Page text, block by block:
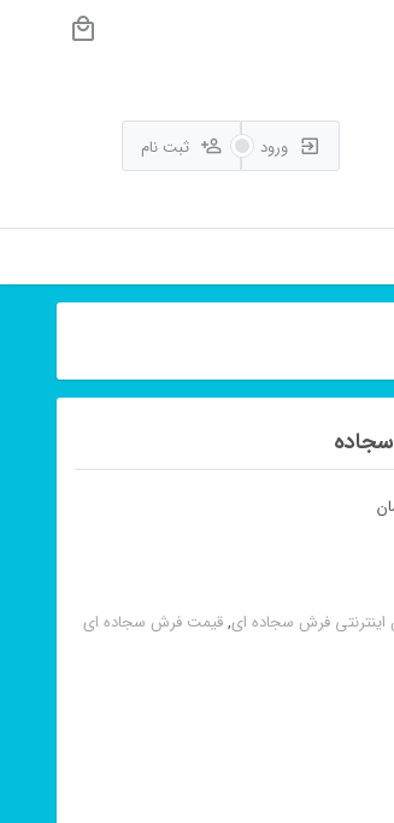
ورود ثبت نام
فرش سجاده ای,قیمت فرش سجاده ای